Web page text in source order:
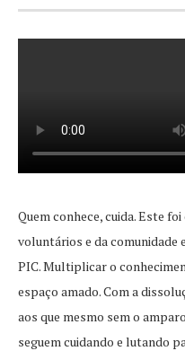
Quem conhece, cuida. Este
voluntários e da comunidade
PIC. Multiplicar o
espaço amado. Com a
aos que mesmo sem o
seguem cuidando e lutando